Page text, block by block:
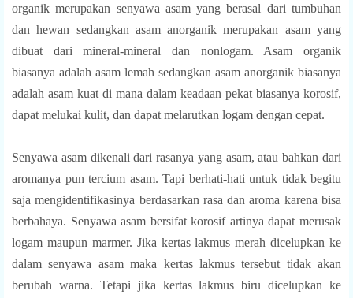
organik merupakan senyawa asam yang berasal dari tumbuhan
dan hewan sedangkan asam anorganik merupakan asam yang
dibuat dari mineral-mineral dan nonlogam. Asam organik
biasanya adalah asam lemah sedangkan asam anorganik biasanya
adalah asam kuat di mana dalam keadaan pekat biasanya korosif,
dapat melukai kulit, dan dapat melarutkan logam dengan cepat.
Senyawa asam dikenali dari rasanya yang asam, atau bahkan dari
aromanya pun tercium asam. Tapi berhati-hati untuk tidak begitu
saja mengidentifikasinya berdasarkan rasa dan aroma karena bisa
berbahaya. Senyawa asam bersifat korosif artinya dapat merusak
logam maupun marmer. Jika kertas lakmus merah dicelupkan ke
dalam senyawa asam maka kertas lakmus tersebut tidak akan
berubah warna. Tetapi jika kertas lakmus biru dicelupkan ke